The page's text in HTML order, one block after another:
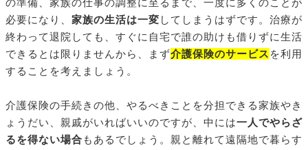
の準備、家族の仕事の調整に至るまで、一度に多くのことが
必要になり、 家族の生活は一変 してしまうはずです。治療が
終わって退院しても、すぐに自宅で誰の助けも借りずに生活
できるとは限りませんから、まず介護保険のサービス を利用
することを考えましょう。
介護保険の手続きの他、やるべきことを分担できる家族やき
ょうだい、親戚がいればいいのですが、中には一人でやらざ
るを得ない場合 もあるでしょう。親と離れて遠隔地で暮らす